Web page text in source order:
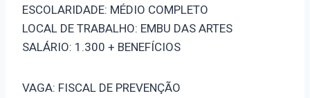
ESCOLARIDADE: MÉDIO COMPLETO
LOCAL DE TRABALHO: EMBU DAS ARTES
SALÁRIO: 1.300 + BENEFÍCIOS
VAGA: FISCAL DE PREVENÇÃO